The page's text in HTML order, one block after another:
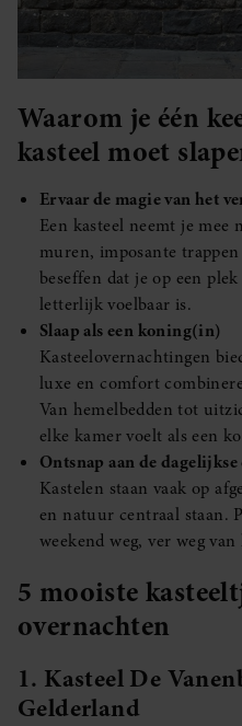
Waarom je één
kasteel moet
Ervaar de magie van het
Een kasteel neemt je mee
muren, imposante
beseffen dat je op een
letterlijk voelbaar is.
Slaap als een koning(in)
Kasteelovernachtingen
luxe en comfort
Van hemelbedden tot
elke kamer voelt als een
Ontsnap aan de
Kastelen staan vaak op
en natuur centraal staan.
weekend weg, ver weg
5 mooiste
overnachten
1. Kasteel De
Gelderland